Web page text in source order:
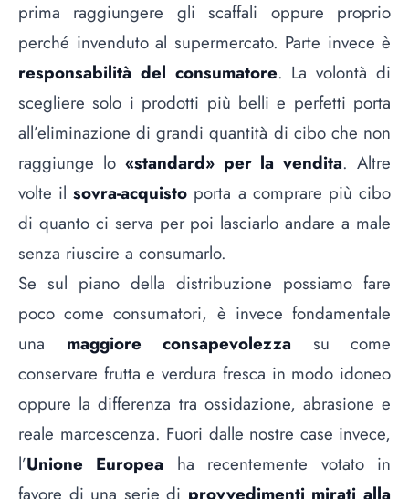
prima raggiungere gli scaffali oppure proprio
perché invenduto al supermercato. Parte invece è
responsabilità del consumatore. La volontà di
scegliere solo i prodotti più belli e perfetti porta
all’eliminazione di grandi quantità di cibo che non
raggiunge lo «standard» per la vendita. Altre
volte ilsovra-acquisto porta a comprare più cibo
di quanto ci serva per poi lasciarlo andare a male
senza riuscire a consumarlo.
Se sul piano della distribuzione possiamo fare
poco come consumatori, è invece fondamentale
una maggiore consapevolezza su come
conservare frutta e verdura fresca in modo idoneo
oppure la differenza tra ossidazione, abrasione e
reale marcescenza. Fuori dalle nostre case invece,
l’Unione Europea ha recentemente votato in